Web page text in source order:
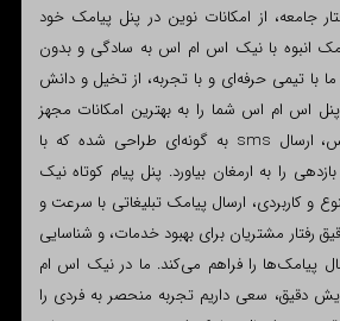
جامعه، از امکانات نوین در پنل پیامک خود
انبوه با نیک اس ام اس به سادگی و بدون
با تیمی حرفه‌ای و با تجربه، از تخیل و دانش
اس ام اس شما را به بهترین امکانات مجهز
کنیم. در نیک اس ام اس، ارسال sms به گونه‌ای طراحی شده که با
را به ارمغان بیاورد. پنل پیام کوتاه نیک
و کاربردی، ارسال پیامک تبلیغاتی با سرعت و
رفتار مشتریان برای بهبود خدمات، و شناسایی
پیامک‌ها را فراهم می‌کند. ما در نیک اس ام
دقیق، سعی داریم تجربه منحصر به فردی را